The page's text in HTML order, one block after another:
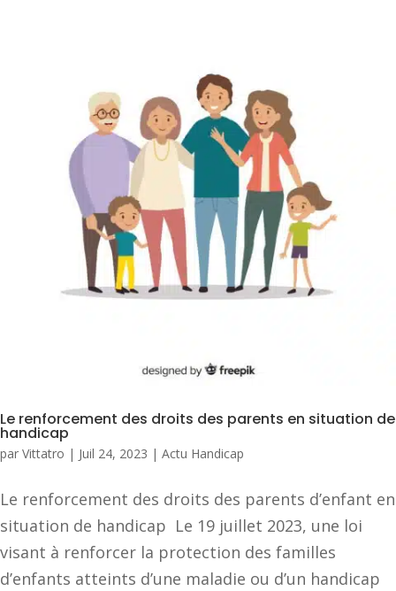
Le renforcement des droits des parents en situation de
handicap
par Vittatro | Juil 24, 2023 | Actu Handicap
Le renforcement des droits des parents d’enfant en
situation de handicap Le 19 juillet 2023, une loi
visant à renforcer la protection des familles
d’enfants atteints d’une maladie ou d’un handicap